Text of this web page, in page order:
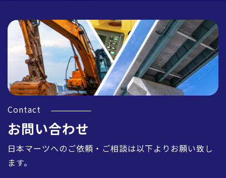
Contact
お問い合わせ
日本マーツへのご依頼・ご相談は以下よりお願い致し
ます。